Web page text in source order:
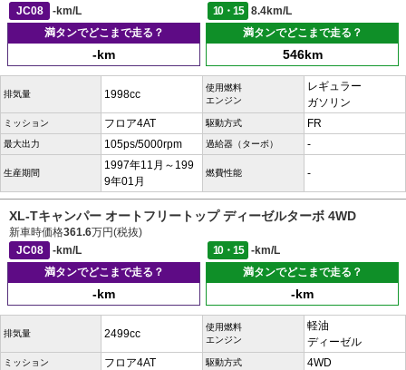
JC08
-km/L 10・15
8.4km/L
満タンでどこまで走る？
-km
満タンでどこまで走る？
546km
排気量 1998cc
使用燃料
エンジン
レギュラー
ガソリン
ミッション フロア4AT 駆動方式 FR
最大出力 105ps/5000rpm 過給器（ターボ） -
生産期間
1997年11月～199
9年01月
燃費性能 -
XL-Tキャンパー オートフリートップ ディーゼルターボ 4WD
新車時価格361.6万円(税抜)
JC08
-km/L 10・15
-km/L
満タンでどこまで走る？
-km
満タンでどこまで走る？
-km
排気量 2499cc
使用燃料
エンジン
軽油
ディーゼル
ミッション フロア4AT 駆動方式 4WD